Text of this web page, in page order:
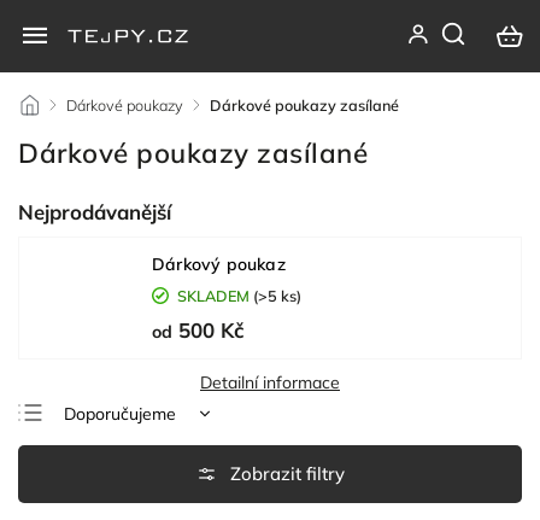
/ Dárkové poukazy / Dárkové poukazy zasílané
Dárkové poukazy zasílané
Nejprodávanější
Dárkový poukaz
SKLADEM (>5 ks)
od 500 Kč
Detailní informace
Doporučujeme
Nejlevnější